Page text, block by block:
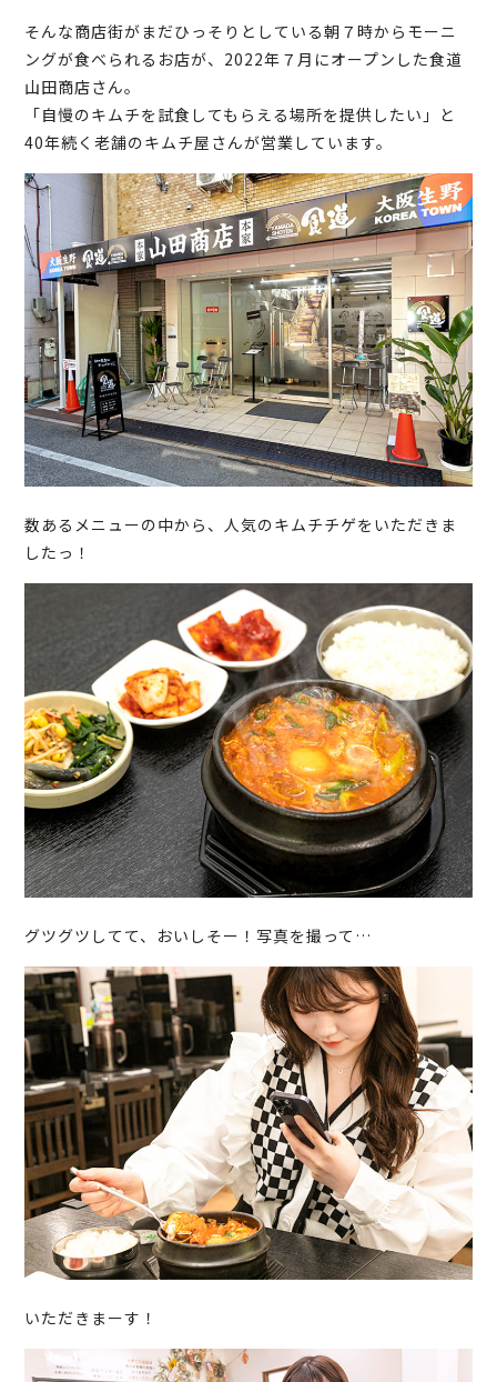
そんな商店街がまだひっそりとしている朝７時からモーニ
ングが食べられるお店が、2022年７月にオープンした食道
山田商店さん。
「自慢のキムチを試食してもらえる場所を提供したい」と
40年続く老舗のキムチ屋さんが営業しています。
数あるメニューの中から、人気のキムチチゲをいただきま
したっ！
グツグツしてて、おいしそー！写真を撮って…
いただきまーす！